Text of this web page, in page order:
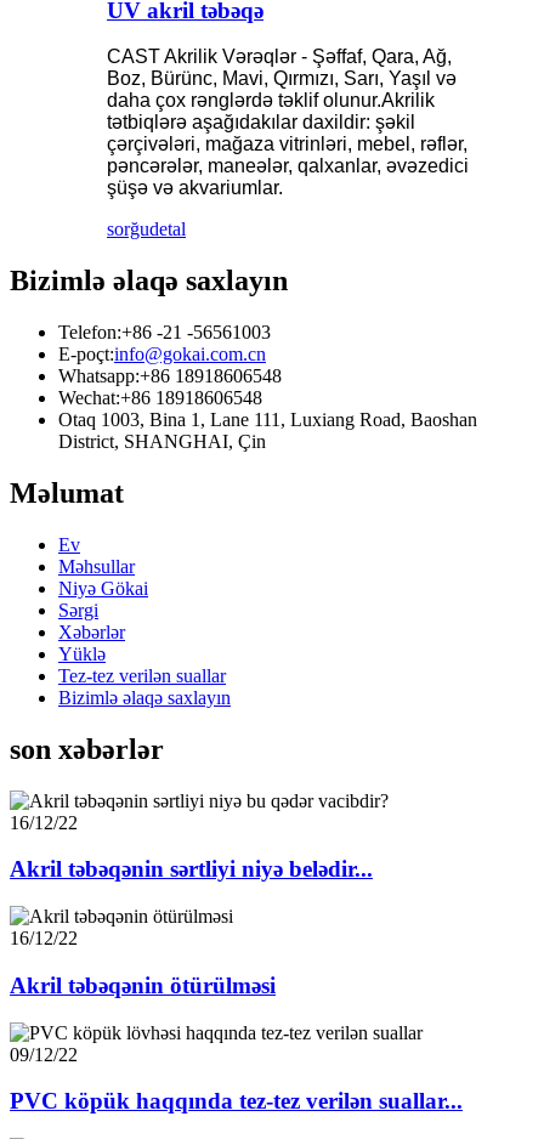
UV akril təbəqə
CAST Akrilik Vərəqlər - Şəffaf, Qara, Ağ,
Boz, Bürünc, Mavi, Qırmızı, Sarı, Yaşıl və
daha çox rənglərdə təklif olunur.Akrilik
tətbiqlərə aşağıdakılar daxildir: şəkil
çərçivələri, mağaza vitrinləri, mebel, rəflər,
pəncərələr, maneələr, qalxanlar, əvəzedici
şüşə və akvariumlar.
sorğudetal
Bizimlə əlaqə saxlayın
Telefon:+86 -21 -56561003
E-poçt:info@gokai.com.cn
Whatsapp:+86 18918606548
Wechat:+86 18918606548
Otaq 1003, Bina 1, Lane 111, Luxiang Road, Baoshan
District, SHANGHAI, Çin
Məlumat
Ev
Məhsullar
Niyə Gökai
Sərgi
Xəbərlər
Yüklə
Tez-tez verilən suallar
Bizimlə əlaqə saxlayın
son xəbərlər
16/12/22
Akril təbəqənin sərtliyi niyə belədir...
16/12/22
Akril təbəqənin ötürülməsi
09/12/22
PVC köpük haqqında tez-tez verilən suallar...